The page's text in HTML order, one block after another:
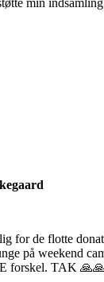
min
for de flotte
på weekend
forskel. TAK 🙏🙏